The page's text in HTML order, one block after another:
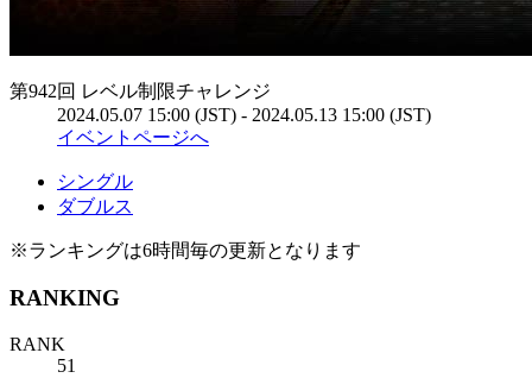
第942回 レベル制限チャレンジ
2024.05.07 15:00 (JST) - 2024.05.13 15:00 (JST)
イベントページへ
シングル
ダブルス
※ランキングは6時間毎の更新となります
RANKING
RANK
51